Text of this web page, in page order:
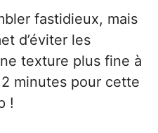
fastidieux, mais
d’éviter les
texture plus fine à
minutes pour cette
!